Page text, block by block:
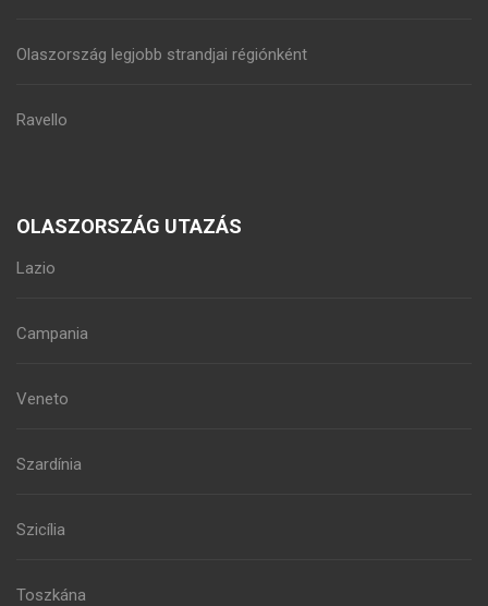
Olaszország legjobb strandjai régiónként
Ravello
OLASZORSZÁG UTAZÁS
Lazio
Campania
Veneto
Szardínia
Szicília
Toszkána